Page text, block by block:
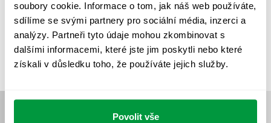
soubory cookie. Informace o tom, jak náš web používáte,
sdílíme se svými partnery pro sociální média, inzerci a
analýzy. Partneři tyto údaje mohou zkombinovat s
dalšími informacemi, které jste jim poskytli nebo které
získali v důsledku toho, že používáte jejich služby.
Povolit vše
VÝPOČTY A NÁVRHY
ZKOUŠKY NOUZOVÉHO OSVĚTLENÍ